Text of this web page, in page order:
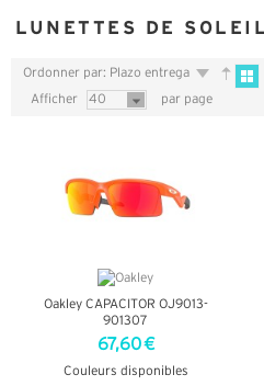
LUNETTES DE
Ordonner par: Plazo entrega
Afficher 40 par page
Oakley CAPACITOR OJ9013-
901307
67,60 €
Couleurs disponibles